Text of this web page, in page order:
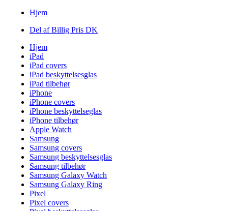
Hjem
Del af Billig Pris DK
Hjem
iPad
iPad covers
iPad beskyttelsesglas
iPad tilbehør
iPhone
iPhone covers
iPhone beskyttelseglas
iPhone tilbehør
Apple Watch
Samsung
Samsung covers
Samsung beskyttelsesglas
Samsung tilbehør
Samsung Galaxy Watch
Samsung Galaxy Ring
Pixel
Pixel covers